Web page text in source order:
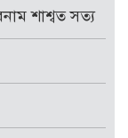
শাশ্বত সত্য